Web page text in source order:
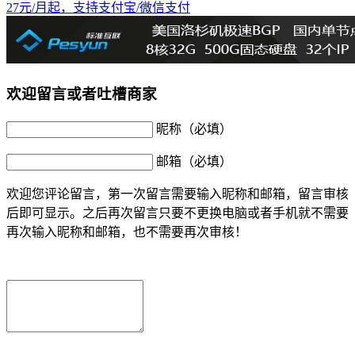
27元/月起，支持支付宝/微信支付
欢迎留言或者吐槽商家
昵称（必填）
邮箱（必填）
欢迎您评论留言，第一次留言需要输入昵称和邮箱，留言审核
后即可显示。之后再次留言只要不更换电脑或者手机就不需要
再次输入昵称和邮箱，也不需要再次审核！